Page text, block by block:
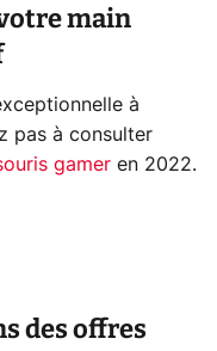
main
à
pas à consulter
gamer en 2022.
des offres